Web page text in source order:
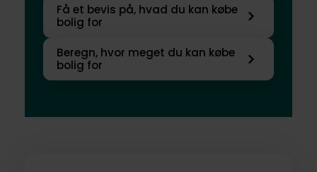
Få et bevis på, hvad du kan købe
bolig for
Beregn, hvor meget du kan købe
bolig for